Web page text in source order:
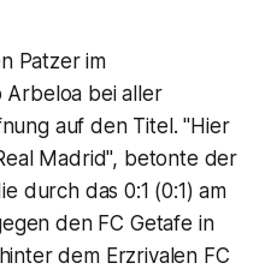
Patzer im
Arbeloa bei aller
auf den Titel. "Hier
Madrid", betonte der
durch das 0:1 (0:1) am
den FC Getafe in
dem Erzrivalen FC